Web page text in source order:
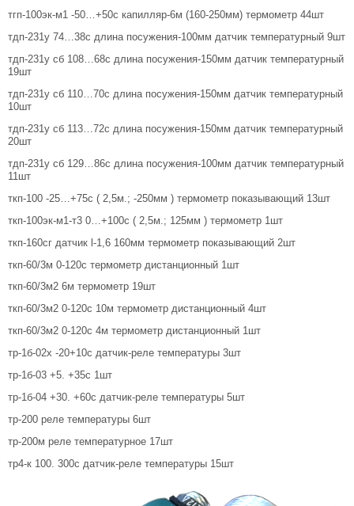
тгп-100эк-м1 -50…+50с капилляр-6м (160-250мм) термометр 44шт
тдп-231у 74…38с длина посужения-100мм датчик температурный 9шт
тдп-231у сб 108…68с длина посужения-150мм датчик температурный
19шт
тдп-231у сб 110…70с длина посужения-150мм датчик температурный
10шт
тдп-231у сб 113…72с длина посужения-150мм датчик температурный
20шт
тдп-231у сб 129…86с длина посужения-100мм датчик температурный
11шт
ткп-100 -25…+75с ( 2,5м.; -250мм ) термометр показывающий 13шт
ткп-100эк-м1-т3 0…+100с ( 2,5м.; 125мм ) термометр 1шт
ткп-160сг датчик l-1,6 160мм термометр показывающий 2шт
ткп-60/3м 0-120с термометр дистанционный 1шт
ткп-60/3м2 6м термометр 19шт
ткп-60/3м2 0-120с 10м термометр дистанционный 4шт
ткп-60/3м2 0-120с 4м термометр дистанционный 1шт
тр-1б-02х -20+10с датчик-реле температуры 3шт
тр-1б-03 +5. +35с 1шт
тр-1б-04 +30. +60с датчик-реле температуры 5шт
тр-200 реле температуры 6шт
тр-200м реле температурное 17шт
тр4-к 100. 300с датчик-реле температуры 15шт